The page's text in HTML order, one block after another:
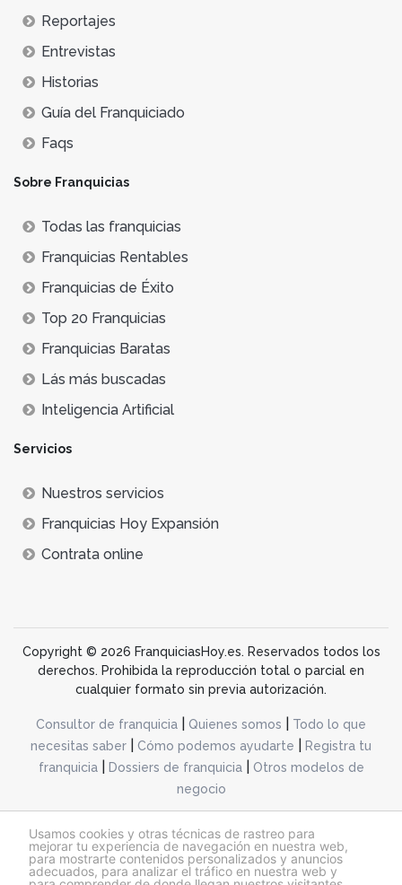
Usamos cookies y otras técnicas de rastreo para
mejorar tu experiencia de navegación en nuestra web,
para mostrarte contenidos personalizados y anuncios
adecuados, para analizar el tráfico en nuestra web y
Reportajes
Entrevistas
Historias
Guía del Franquiciado
Faqs
Sobre Franquicias
Todas las franquicias
Franquicias Rentables
Franquicias de Éxito
Top 20 Franquicias
Franquicias Baratas
Lás más buscadas
Inteligencia Artificial
Servicios
Nuestros servicios
Franquicias Hoy Expansión
Contrata online
Copyright © 2026 FranquiciasHoy.es. Reservados todos los
derechos. Prohibida la reproducción total o parcial en
cualquier formato sin previa autorización.
Consultor de franquicia Quienes somos
Todo lo que
necesitas saber
Cómo podemos ayudarte
Registra tu
franquicia| Dossiers de franquicia|
Otros modelos de
negocio
@franquiciashoy.es |Aviso legal| Política de cookies|Política de privacidad